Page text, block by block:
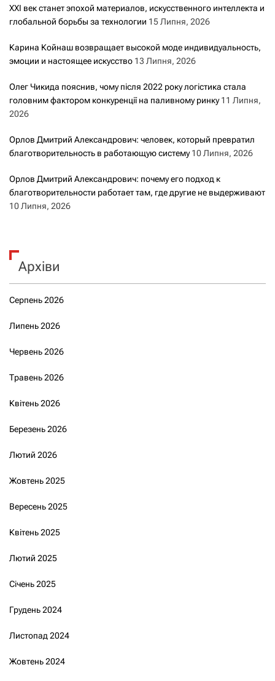
XXI век станет эпохой материалов, искусственного интеллекта и
глобальной борьбы за технологии 15 Липня, 2026
Карина Койнаш возвращает высокой моде индивидуальность,
эмоции и настоящее искусство 13 Липня, 2026
Олег Чикида пояснив, чому після 2022 року логістика стала
головним фактором конкуренції на паливному ринку 11 Липня,
2026
Орлов Дмитрий Александрович: человек, который превратил
благотворительность в работающую систему 10 Липня, 2026
Орлов Дмитрий Александрович: почему его подход к
благотворительности работает там, где другие не выдерживают
10 Липня, 2026
Архіви
Серпень 2026
Липень 2026
Червень 2026
Травень 2026
Квітень 2026
Березень 2026
Лютий 2026
Жовтень 2025
Вересень 2025
Квітень 2025
Лютий 2025
Січень 2025
Грудень 2024
Листопад 2024
Жовтень 2024